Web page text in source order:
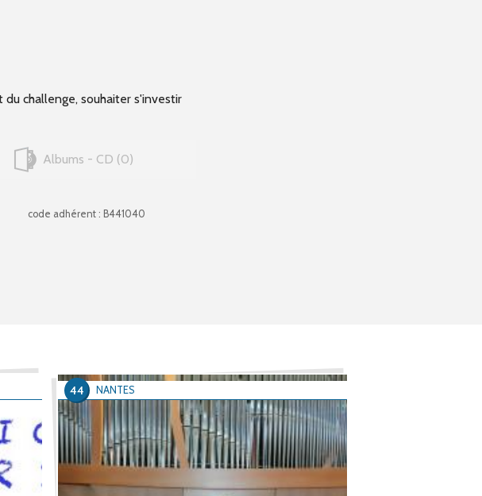
challenge, souhaiter s'investir
Albums - CD 0
code adhérent : B441040
NANTES
44